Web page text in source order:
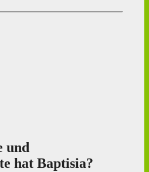
und
hat Baptisia?